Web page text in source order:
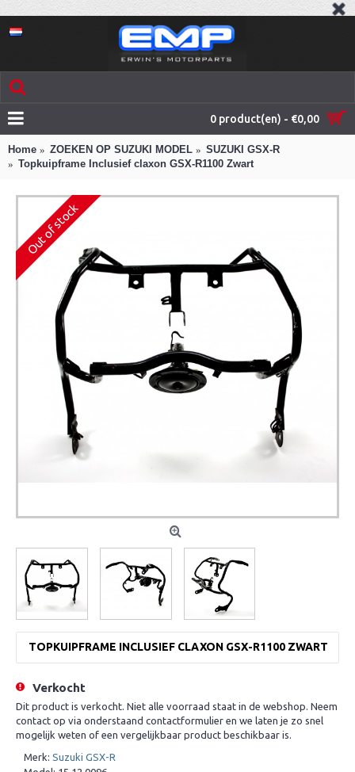
0 product(en) - €0,00
Home ZOEKEN OP SUZUKI MODEL
SUZUKI GSX-R
Topkuipframe Inclusief claxon GSX-R1100 Zwart
Out of stock
TOPKUIPFRAME INCLUSIEF CLAXON GSX-R1100 ZWART
Verkocht
Dit product is verkocht. Niet alle voorraad staat in de webshop. Neem
contact op via onderstaand contactformulier en we laten je zo snel
mogelijk weten of een vergelijkbaar product beschikbaar is.
Merk: Suzuki GSX-R